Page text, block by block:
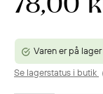
78,00
Varen er på lager
Se lagerstatus i butik